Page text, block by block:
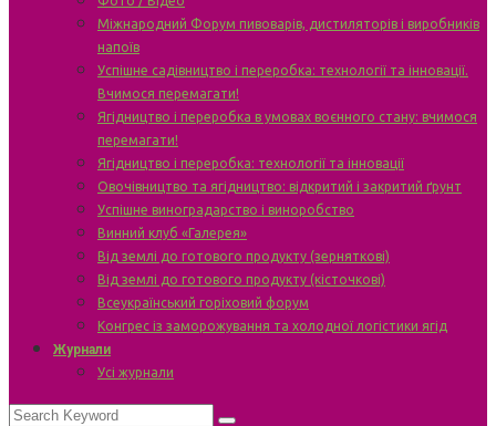
Міжнародний Форум пивоварів, дистиляторів і виробників
напоїв
Успішне садівництво і переробка: технології та інновації.
Вчимося перемагати!
Ягідництво і переробка в умовах воєнного стану: вчимося
перемагати!
Ягідництво і переробка: технології та інновації
Овочівництво та ягідництво: відкритий і закритий ґрунт
Успішне виноградарство і виноробство
Винний клуб «Галерея»
Від землі до готового продукту (зерняткові)
Від землі до готового продукту (кісточкові)
Всеукраїнський горіховий форум
Конгрес із заморожування та холодної логістики ягід
Журнали
Усі журнали